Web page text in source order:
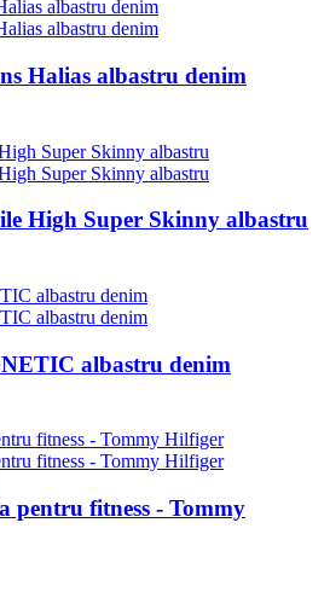
Halias albastru denim
High Super Skinny albastru
albastru denim
pentru fitness - Tommy